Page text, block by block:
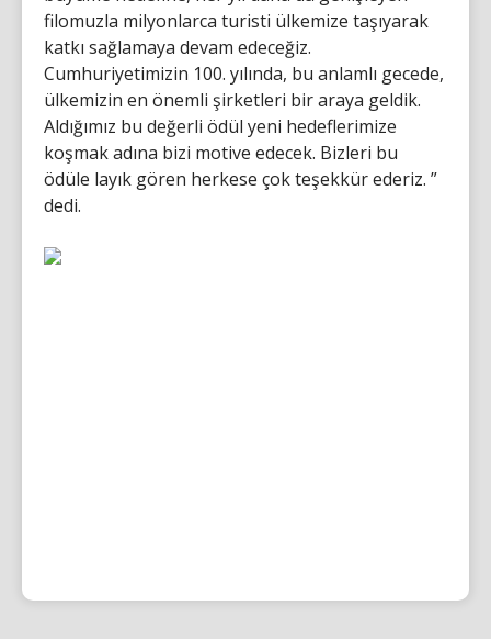
filomuzla milyonlarca turisti ülkemize taşıyarak
katkı sağlamaya devam edeceğiz.
Cumhuriyetimizin 100. yılında, bu anlamlı gecede,
ülkemizin en önemli şirketleri bir araya geldik.
Aldığımız bu değerli ödül yeni hedeflerimize
koşmak adına bizi motive edecek. Bizleri bu
ödüle layık gören herkese çok teşekkür ederiz. ”
dedi.